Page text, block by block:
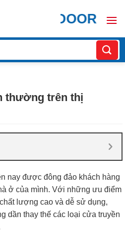
DOOR
thường trên thị
nay được đông đảo khách hàng
ở của mình. Với những ưu điểm
lượng cao và dễ sử dụng,
dần thay thế các loại cửa truyền